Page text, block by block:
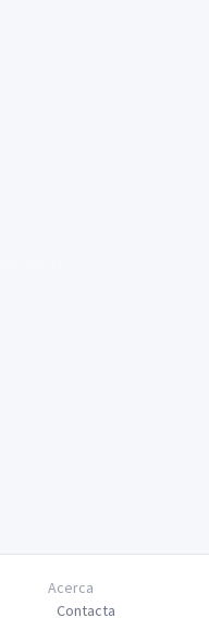
Acerca
Contacta